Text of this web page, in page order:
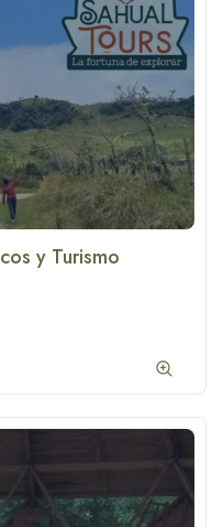
y Turismo